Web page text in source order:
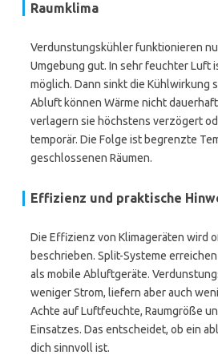
Raumklima
Verdunstungskühler funktionieren
Umgebung gut. In sehr feuchter Luft
möglich. Dann sinkt die Kühlwirkung
Abluft können Wärme nicht
verlagern sie höchstens verzögert
temporär. Die Folge ist begrenzte
geschlossenen Räumen.
Effizienz und praktische
Die Effizienz von Klimageräten wird
beschrieben. Split-Systeme
als mobile Abluftgeräte.
weniger Strom, liefern aber auch
Achte auf Luftfeuchte, Raumgröße
Einsatzes. Das entscheidet, ob ein
dich sinnvoll ist.